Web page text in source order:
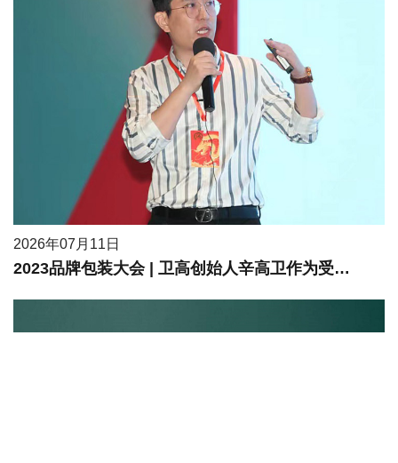
2026年07月11日
2023品牌包装大会 | 卫高创始人辛高卫作为受邀嘉宾进行现场分享